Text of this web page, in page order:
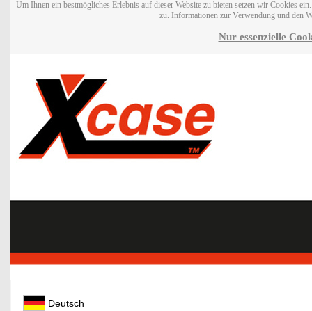
Um Ihnen ein bestmögliches Erlebnis auf dieser Website zu bieten setzen wir Cookies
zu. Informationen zur Verwendung und den
Nur essenzielle
Deutsch